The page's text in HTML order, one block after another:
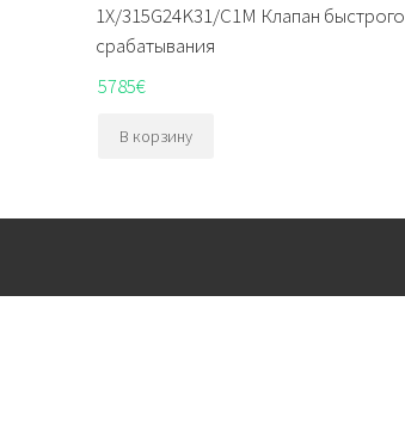
1X/315G24K31/C1M Клапан быстрого
срабатывания
5785€
В корзину